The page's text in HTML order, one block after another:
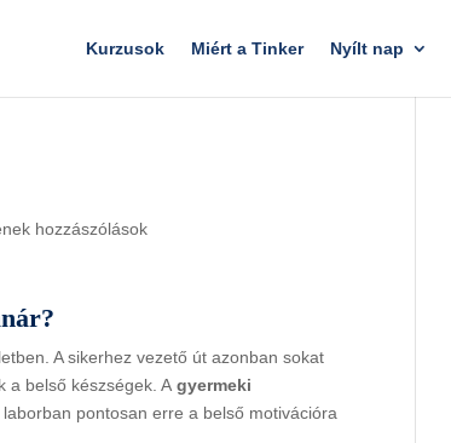
Kurzusok Miért a Tinker Nyílt nap
hozzászólások
A sikerhez vezető út azonban sokat
a belső készségek. Agyermeki
pontosan erre a belső motivációra